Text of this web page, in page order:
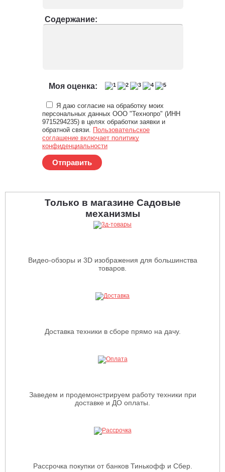
Содержание:
Моя оценка:
Я даю согласие на обработку моих
персональных данных ООО "Технопро" (ИНН
9715294235) в целях обработки заявки и
обратной связи. Пользовательское
соглашение включает политику
конфиденциальности
Отправить
Только в магазине Садовые
механизмы
Видео-обзоры и 3D изображения для большинства
товаров.
Доставка техники в сборе прямо на дачу.
Заведем и продемонстрируем работу техники при
доставке и ДО оплаты.
Рассрочка покупки от банков Тинькофф и Сбер.